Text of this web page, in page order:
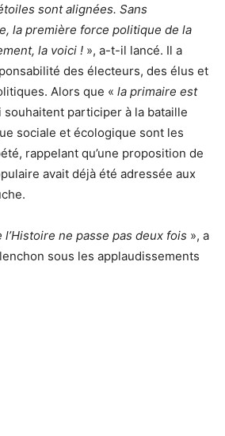
sont alignées. Sans
la première force politique de la
la voici ! », a-t-il lancé. Il a
des électeurs, des élus et
Alors que « la primaire est
souhaitent participer à la bataille
sociale et écologique sont les
rappelant qu’une proposition de
avait déjà été adressée aux
ne passe pas deux fois », a
sous les applaudissements